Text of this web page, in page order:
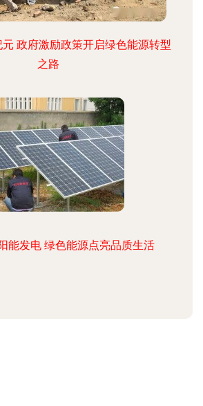
政府激励政策开启绿色能源转型
之路
能发电 绿色能源点亮品质生活